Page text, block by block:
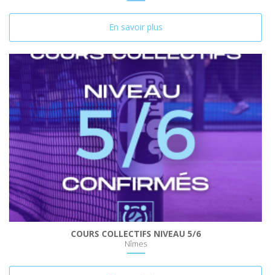
En savoir plus
COURS COLLECTIFS NIVEAU 5/6
Nîmes